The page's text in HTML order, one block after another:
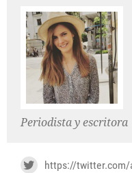
Periodista y escritora
https://